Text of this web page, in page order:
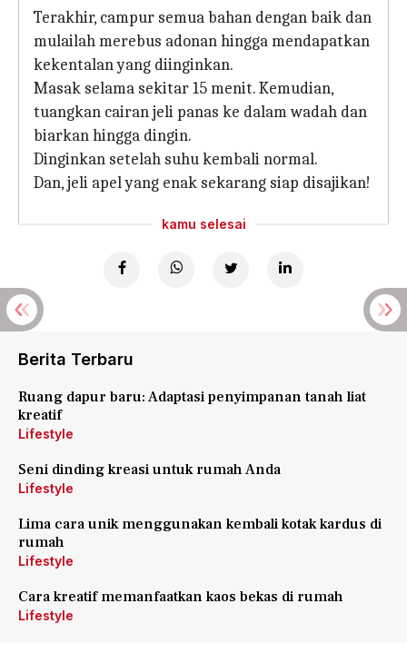
Terakhir, campur semua bahan dengan baik dan
mulailah merebus adonan hingga mendapatkan
kekentalan yang diinginkan.
Masak selama sekitar 15 menit. Kemudian,
tuangkan cairan jeli panas ke dalam wadah dan
biarkan hingga dingin.
Dinginkan setelah suhu kembali normal.
Dan, jeli apel yang enak sekarang siap disajikan!
kamu selesai
Berita Terbaru
Ruang dapur baru: Adaptasi penyimpanan tanah liat
kreatif
Lifestyle
Seni dinding kreasi untuk rumah Anda
Lifestyle
Lima cara unik menggunakan kembali kotak kardus di
rumah
Lifestyle
Cara kreatif memanfaatkan kaos bekas di rumah
Lifestyle